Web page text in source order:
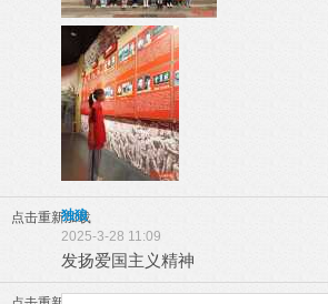
点击重新加载
独狼
2025-3-28 11:09
发扬爱国主义精神